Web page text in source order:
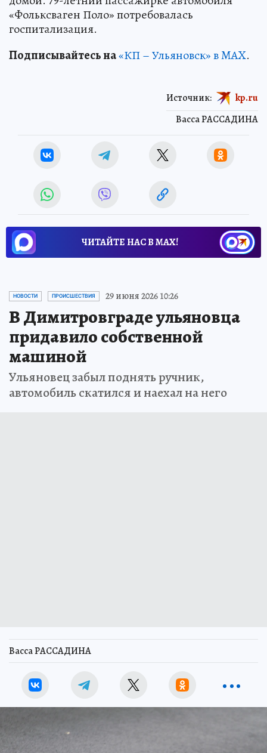
«Фольксваген Поло» потребовалась
госпитализация.
Подписывайтесь на«КП – Ульяновск» в MAX.
Васса РАССАДИНА
Источник: kp.ru
ЧИТАЙТЕ НАС В МАХ!
НОВОСТИ ПРОИСШЕСТВИЯ 29 июня 2026 10:26
В Димитровграде ульяновца
придавило собственной
машиной
Ульяновец забыл поднять ручник,
автомобиль скатился и наехал на него
Васса РАССАДИНА